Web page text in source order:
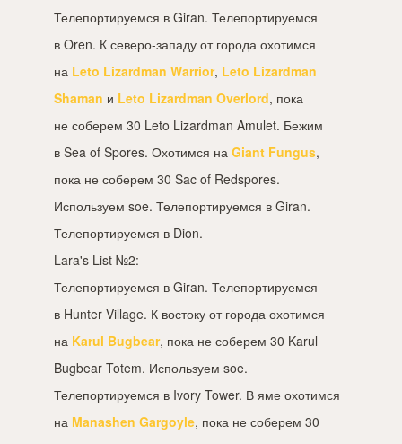
Телепортируемся в Giran. Телепортируемся
в Oren. К северо-западу от города охотимся
на Leto Lizardman Warrior, Leto Lizardman
Shaman и Leto Lizardman Overlord, пока
не соберем 30 Leto Lizardman Amulet. Бежим
в Sea of Spores. Охотимся на Giant Fungus,
пока не соберем 30 Sac of Redspores.
Используем soe. Телепортируемся в Giran.
Телепортируемся в Dion.
Lara's List №2:
Телепортируемся в Giran. Телепортируемся
в Hunter Village. К востоку от города охотимся
на Karul Bugbear, пока не соберем 30 Karul
Bugbear Totem. Используем soe.
Телепортируемся в Ivory Tower. В яме охотимся
на Manashen Gargoyle, пока не соберем 30